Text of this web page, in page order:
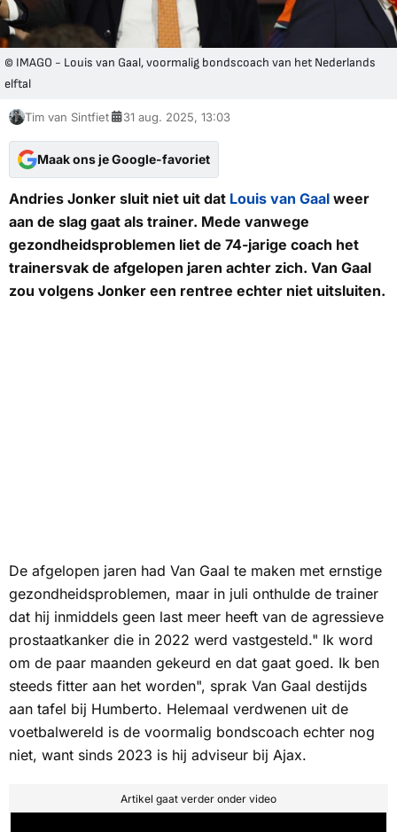
© IMAGO - Louis van Gaal, voormalig bondscoach van het Nederlands
elftal
Tim van Sintfiet 31 aug. 2025, 13:03
Maak ons je Google-favoriet
Andries Jonker sluit niet uit dat Louis van Gaal weer
aan de slag gaat als trainer. Mede vanwege
gezondheidsproblemen liet de 74-jarige coach het
trainersvak de afgelopen jaren achter zich. Van Gaal
zou volgens Jonker een rentree echter niet uitsluiten.
De afgelopen jaren had Van Gaal te maken met ernstige
gezondheidsproblemen, maar in juli onthulde de trainer
dat hij inmiddels geen last meer heeft van de agressieve
prostaatkanker die in 2022 werd vastgesteld." Ik word
om de paar maanden gekeurd en dat gaat goed. Ik ben
steeds fitter aan het worden", sprak Van Gaal destijds
aan tafel bij Humberto. Helemaal verdwenen uit de
voetbalwereld is de voormalig bondscoach echter nog
niet, want sinds 2023 is hij adviseur bij Ajax.
Artikel gaat verder onder video